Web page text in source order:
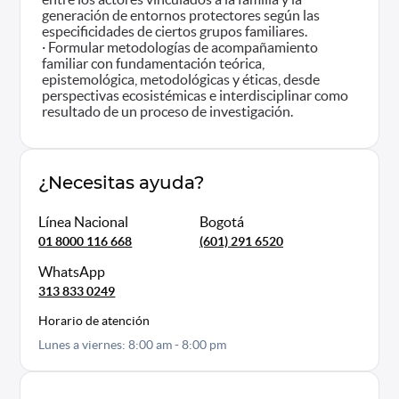
generación de entornos protectores según las
especificidades de ciertos grupos familiares.
· Formular metodologías de acompañamiento
familiar con fundamentación teórica,
epistemológica, metodológicas y éticas, desde
perspectivas ecosistémicas e interdisciplinar como
resultado de un proceso de investigación.
¿Necesitas ayuda?
Línea Nacional
01 8000 116 668
Bogotá
(601) 291 6520
WhatsApp
313 833 0249
Horario de atención
Lunes a viernes: 8:00 am - 8:00 pm